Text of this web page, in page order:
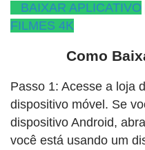
BAIXAR APLICATIVO
FILMES 4K
Como
Passo 1: Acesse a loja
dispositivo móvel. Se
dispositivo Android,
você está usando um